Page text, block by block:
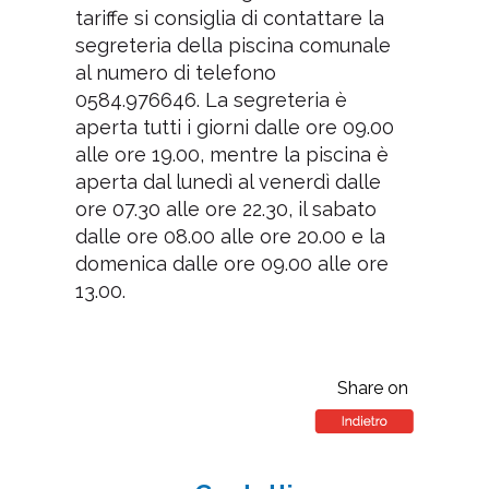
tariffe si consiglia di contattare la
segreteria della piscina comunale
al numero di telefono
0584.976646. La segreteria è
aperta tutti i giorni dalle ore 09.00
alle ore 19.00, mentre la piscina è
aperta dal lunedì al venerdì dalle
ore 07.30 alle ore 22.30, il sabato
dalle ore 08.00 alle ore 20.00 e la
domenica dalle ore 09.00 alle ore
13.00.
Share on